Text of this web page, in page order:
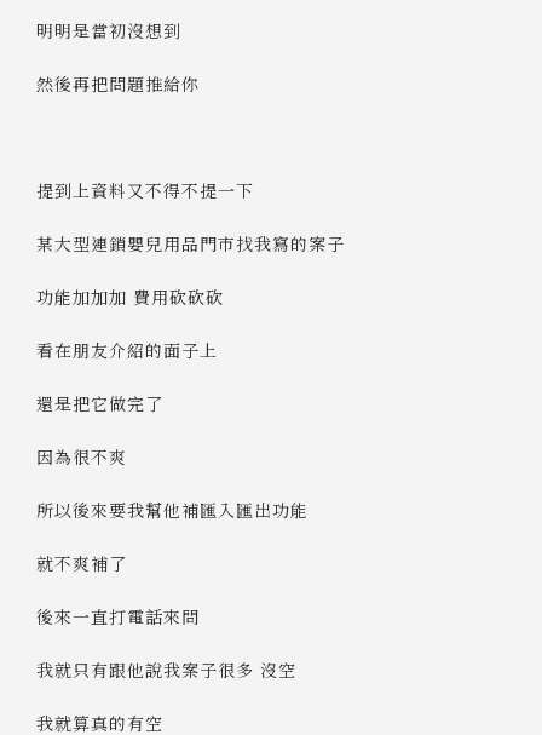
明明是當初沒想到
然後再把問題推給你
提到上資料又不得不提一下
某大型連鎖嬰兒用品門市找我寫的案子
功能加加加 費用砍砍砍
看在朋友介紹的面子上
還是把它做完了
因為很不爽
所以後來要我幫他補匯入匯出功能
就不爽補了
後來一直打電話來問
我就只有跟他說我案子很多 沒空
我就算真的有空